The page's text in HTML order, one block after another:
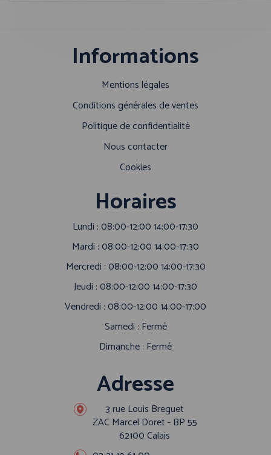
Informations
Mentions légales
Conditions générales de ventes
Politique de confidentialité
Nous contacter
Cookies
Horaires
Lundi : 08:00-12:00 14:00-17:30
Mardi : 08:00-12:00 14:00-17:30
Mercredi : 08:00-12:00 14:00-17:30
Jeudi : 08:00-12:00 14:00-17:30
Vendredi : 08:00-12:00 14:00-17:00
Samedi : Fermé
Dimanche : Fermé
Adresse
3 rue Louis Breguet
ZAC Marcel Doret - BP 55
62100 Calais